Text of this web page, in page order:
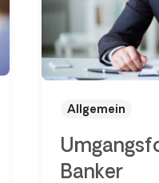
Allgemein
Banker